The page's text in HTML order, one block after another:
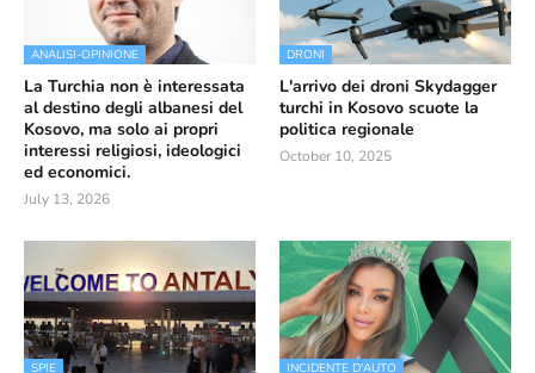
ANALISI-OPINIONE
La Turchia non è interessata
al destino degli albanesi del
Kosovo, ma solo ai propri
interessi religiosi, ideologici
ed economici.
July 13, 2026
DRONI
L'arrivo dei droni Skydagger
turchi in Kosovo scuote la
politica regionale
October 10, 2025
SPIE INCIDENTE D'AUTO